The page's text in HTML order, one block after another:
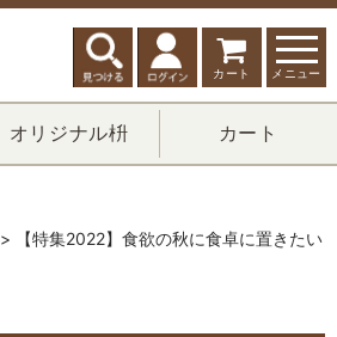
カート メニュー
オリジナル枡 カート
> 【特集2022】食欲の秋に食卓に置きたい